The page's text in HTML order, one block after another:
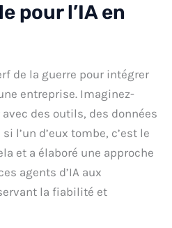
pour l’IA en
de la guerre pour intégrer
entreprise. Imaginez-
des outils, des données
l’un d’eux tombe, c’est le
et a élaboré une approche
agents d’IA aux
la fiabilité et